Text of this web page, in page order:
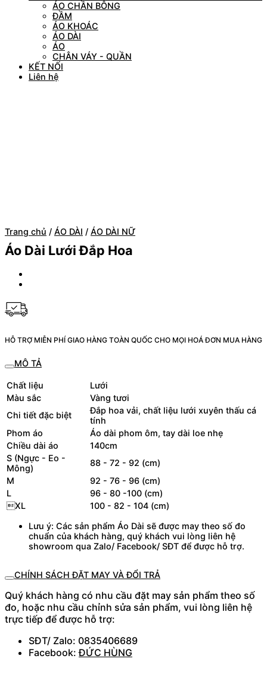
ÁO CHẦN BÔNG
ĐẦM
ÁO KHOÁC
ÁO DÀI
ÁO
CHÂN VÁY - QUẦN
KẾT NỐI
Liên hệ
Trang chủ / ÁO DÀI / ÁO DÀI NỮ
Áo Dài Lưới Đắp Hoa
HỖ TRỢ MIỄN PHÍ GIAO HÀNG TOÀN QUỐC CHO MỌI HOÁ ĐƠN MUA HÀNG
MÔ TẢ
Chất liệu
Lưới
Màu sắc
Vàng tươi
Chi tiết đặc biệt
Đắp hoa vải, chất liệu lưới xuyên thấu cá
tính
Phom áo
Áo dài phom ôm, tay dài loe nhẹ
Chiều dài áo
140cm
S (Ngực - Eo -
Mông)
88 - 72 - 92 (cm)
M
92 - 76 - 96 (cm)
L
96 - 80 -100 (cm)
XL
100 - 82 - 104 (cm)
Lưu ý: Các sản phẩm Áo Dài sẽ được may theo số đo
chuẩn của khách hàng, quý khách vui lòng liên hệ
showroom qua Zalo/ Facebook/ SĐT để được hỗ trợ.
CHÍNH SÁCH ĐẶT MAY VÀ ĐỔI TRẢ
Quý khách hàng có nhu cầu đặt may sản phẩm theo số
đo, hoặc nhu cầu chỉnh sửa sản phẩm, vui lòng liên hệ
trực tiếp để được hỗ trợ:
SĐT/ Zalo: 0835406689
Facebook:ĐỨC HÙNG